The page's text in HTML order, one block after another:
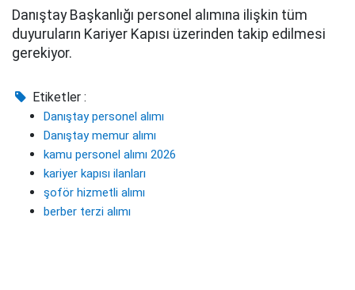
Danıştay Başkanlığı personel alımına ilişkin tüm
duyuruların Kariyer Kapısı üzerinden takip edilmesi
gerekiyor.
Etiketler :
Danıştay personel alımı
Danıştay memur alımı
kamu personel alımı 2026
kariyer kapısı ilanları
şoför hizmetli alımı
berber terzi alımı